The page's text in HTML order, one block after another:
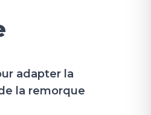
adapter la
la remorque